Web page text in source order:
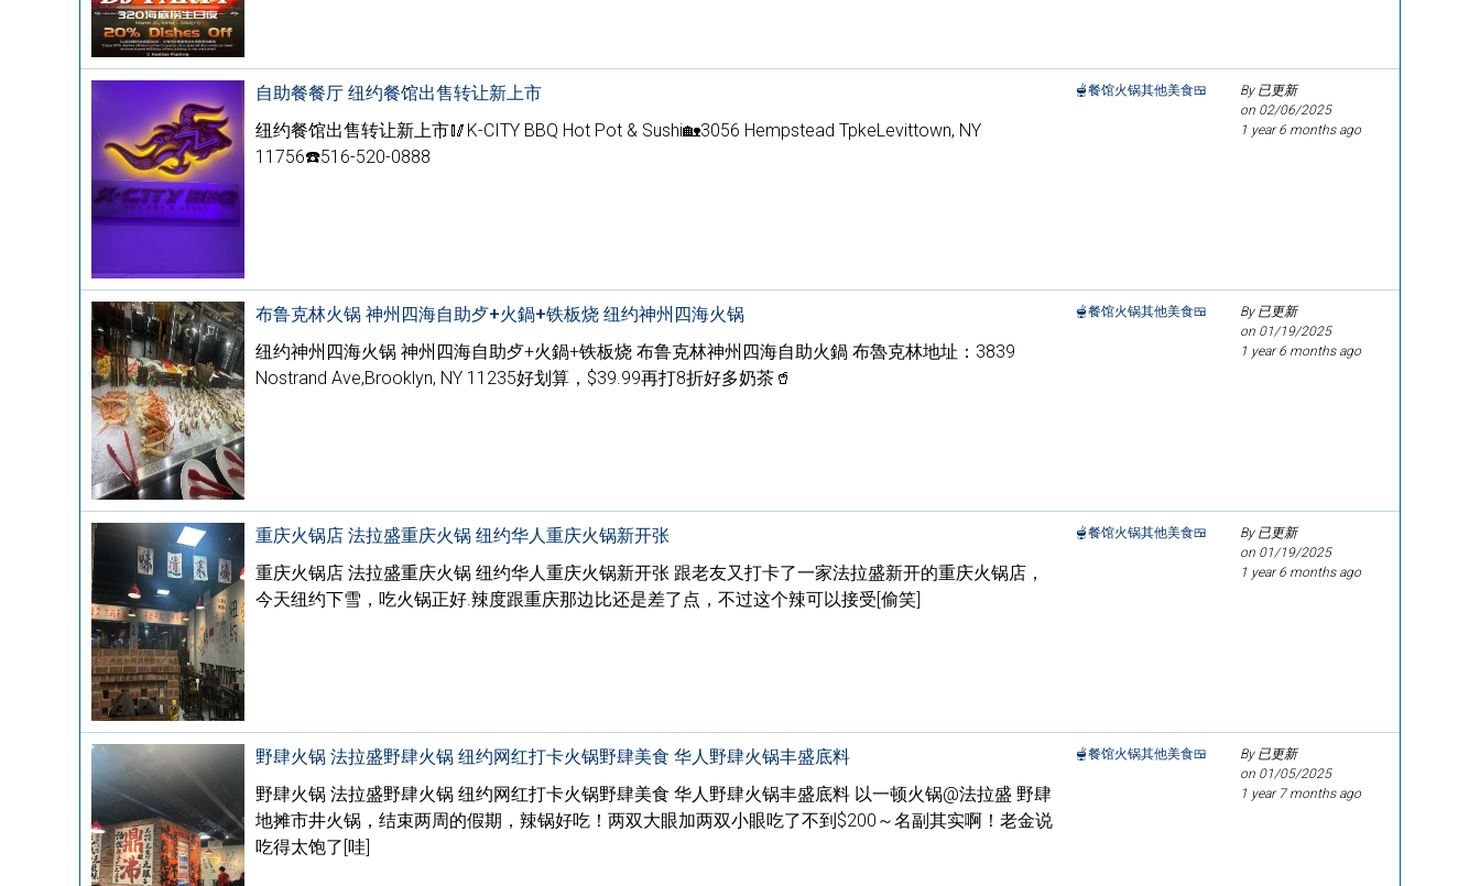
自助餐餐厅 纽约餐馆出售转让新上市
纽约餐馆出售转让新上市🥢K-CITY BBQ Hot Pot & Sushi🏡3056 Hempstead TpkeLevittown, NY
11756☎️516-520-0888
🫕餐馆火锅其他美食🍱
By 已更新
on 02/06/2025
1 year 6 months ago
布鲁克林火锅 神州四海自助歺+火鍋+铁板烧 纽约神州四海火锅
纽约神州四海火锅 神州四海自助歺+火鍋+铁板烧 布鲁克林神州四海自助火鍋 布魯克林地址：3839
Nostrand Ave,Brooklyn, NY 11235好划算，$39.99再打8折好多奶茶🥤
🫕餐馆火锅其他美食🍱
By 已更新
on 01/19/2025
1 year 6 months ago
重庆火锅店 法拉盛重庆火锅 纽约华人重庆火锅新开张
重庆火锅店 法拉盛重庆火锅 纽约华人重庆火锅新开张 跟老友又打卡了一家法拉盛新开的重庆火锅店，
今天纽约下雪，吃火锅正好.辣度跟重庆那边比还是差了点，不过这个辣可以接受[偷笑]
🫕餐馆火锅其他美食🍱
By 已更新
on 01/19/2025
1 year 6 months ago
野肆火锅 法拉盛野肆火锅 纽约网红打卡火锅野肆美食 华人野肆火锅丰盛底料
野肆火锅 法拉盛野肆火锅 纽约网红打卡火锅野肆美食 华人野肆火锅丰盛底料 以一顿火锅@法拉盛 野肆
地摊市井火锅，结束两周的假期，辣锅好吃！两双大眼加两双小眼吃了不到$200～名副其实啊！老金说
吃得太饱了[哇]
🫕餐馆火锅其他美食🍱
By 已更新
on 01/05/2025
1 year 7 months ago